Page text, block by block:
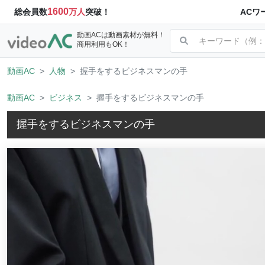
総会員数1600万人突破！ ACワ
動画ACは動画素材が無料！
商用利用もOK！
動画AC 人物 握手をするビジネスマンの手
動画AC ビジネス 握手をするビジネスマンの手
握手をするビジネスマンの手